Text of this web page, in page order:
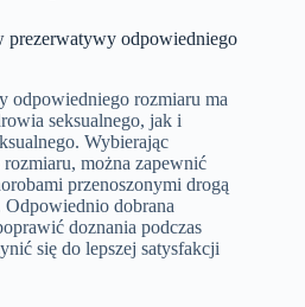
prezerwatywy odpowiedniego
odpowiedniego rozmiaru ma
seksualnego, jak i
Wybierając
można zapewnić
przenoszonymi drogą
Odpowiednio dobrana
doznania podczas
się do lepszej satysfakcji